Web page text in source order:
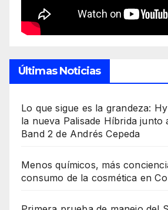
Últimas Noticias
Lo que sigue es la grandeza:
la nueva Palisade Híbrida junto
Band 2 de Andrés Cepeda
Menos químicos, más
consumo de la cosmética en